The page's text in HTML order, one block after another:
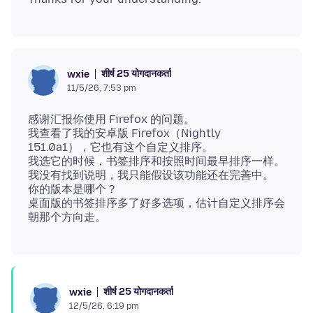
wxie शीर्ष 25 योगदानकर्ता
11/5/26, 7:53 pm
感谢汇报你使用 Firefox 的问题。
我查看了我的安卓版 Firefox（Nightly
151.0a1），它也有这个自定义排序。
我选它的时候，书签排序和按照时间最早排序一样。
我没有找到说明，我只能假设该功能还在完善中。
你的版本是哪个？
桌面版的书签排序多了好多选项，估计自定义排序会
wxie शीर्ष 25 योगदानकर्ता
12/5/26, 6:19 pm